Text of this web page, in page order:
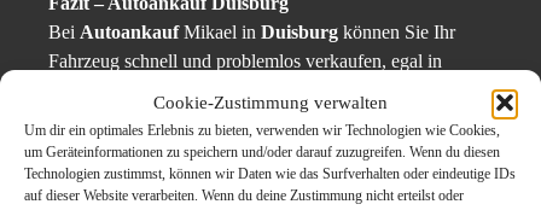
Cookie-Zustimmung verwalten
Um dir ein optimales Erlebnis zu bieten, verwenden wir Technologien wie Cookies,
um Geräteinformationen zu speichern und/oder darauf zuzugreifen. Wenn du diesen
Technologien zustimmst, können wir Daten wie das Surfverhalten oder eindeutige IDs
auf dieser Website verarbeiten. Wenn du deine Zustimmung nicht erteilst oder
Bei AutoankaufMikael in Duisburg können Sie Ihr
Fahrzeug schnell und problemlos verkaufen, egal in
faire Preise, schnelle Abwicklung und eine sofortige
Barzahlung. Die kostenlose Abholung und die
Fahrzeugabmeldung sind ebenfalls Teil unseres Service.
Besuchen Sie uns auf autoankauf-mikael.de und holen Sie